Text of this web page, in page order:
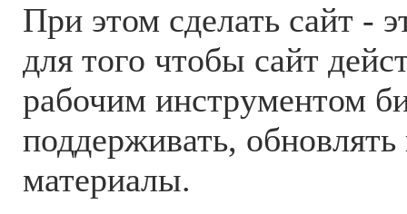
При этом сделать сайт -
для того чтобы сайт
рабочим инструментом
поддерживать,
материалы.